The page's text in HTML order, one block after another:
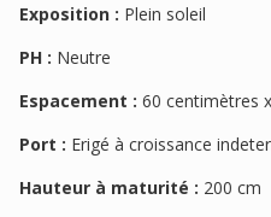
Exposition : Plein soleil
PH : Neutre
Espacement : 60 centimètres
Port : Erigé à croissance
Hauteur à maturité : 200 cm